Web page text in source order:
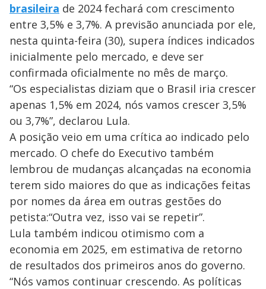
brasileira de 2024 fechará com crescimento
entre 3,5% e 3,7%. A previsão anunciada por ele,
nesta quinta-feira (30), supera índices indicados
inicialmente pelo mercado, e deve ser
confirmada oficialmente no mês de março.
“Os especialistas diziam que o Brasil iria crescer
apenas 1,5% em 2024, nós vamos crescer 3,5%
ou 3,7%”, declarou Lula.
A posição veio em uma crítica ao indicado pelo
mercado. O chefe do Executivo também
lembrou de mudanças alcançadas na economia
terem sido maiores do que as indicações feitas
por nomes da área em outras gestões do
petista:“Outra vez, isso vai se repetir”.
Lula também indicou otimismo com a
economia em 2025, em estimativa de retorno
de resultados dos primeiros anos do governo.
“Nós vamos continuar crescendo. As políticas